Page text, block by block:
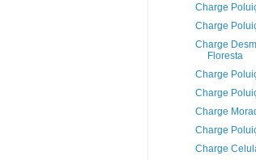
Charge
Charge
Charge
Floresta
Charge
Charge
Charge
Charge
Charge